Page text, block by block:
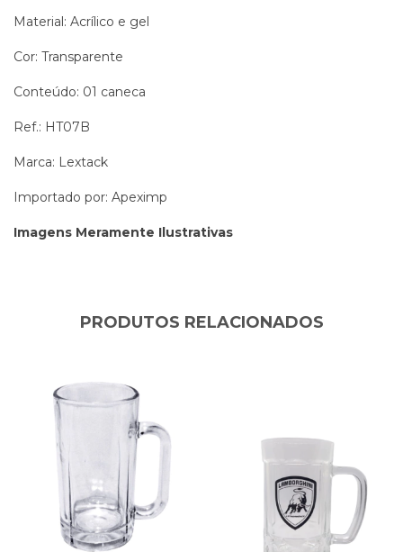
Material: Acrílico e gel
Cor: Transparente
Conteúdo: 01 caneca
Ref.: HT07B
Marca: Lextack
Importado por: Apeximp
Imagens Meramente Ilustrativas
PRODUTOS RELACIONADOS